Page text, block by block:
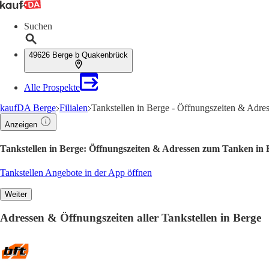
Suchen
49626 Berge b Quakenbrück
Alle Prospekte
kaufDA Berge Filialen Tankstellen in Berge - Öffnungszeiten &
Anzeigen
Tankstellen in Berge: Öffnungszeiten & Adressen zum Tanken in
Tankstellen Angebote in der App öffnen
Weiter
Adressen & Öffnungszeiten aller Tankstellen in Berge